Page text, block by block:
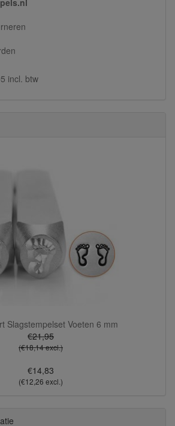
incl. btw
Slagstempelset Voeten 6 mm
€21,95
(€18,14 excl.)
€14,83
(€12,26 excl.)